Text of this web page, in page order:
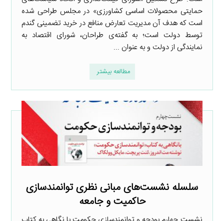
حمایتی محصولات اساسی کشاورزی» در مجلس طراحی شده
است که هدف آن مدیریت تعارض منافع در خرید تضمینی گندم
توسط دولت است؛ به گفته‌ی طراحان، شورای اقتصاد به
نمایندگی از دولت و به عنوان ...
مطالعه بیشتر
سلسله نشست‌های مبانی نظری توانمندسازی
حاکمیت و جامعه